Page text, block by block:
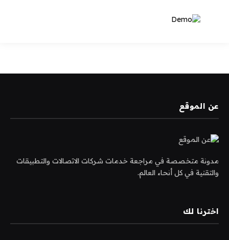
عن الموقع
مدونة متخصصة في مراجعة خدمات شركات الاتصالات والتطبيقات
والتقنية في كل أنحاء العالم.
اخترنا لك